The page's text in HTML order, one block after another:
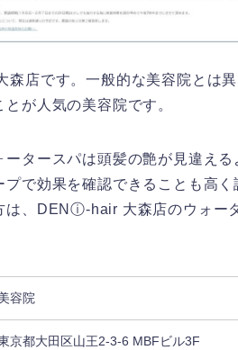
店です。一般的な美容院とは
が人気の美容院です。
タースパは頭髪の艶が見違え
で効果を確認できることも高
は、DENⓘ-hair 大森店のウォー
容院
京都大田区山王2-3-6 MBFビル3F